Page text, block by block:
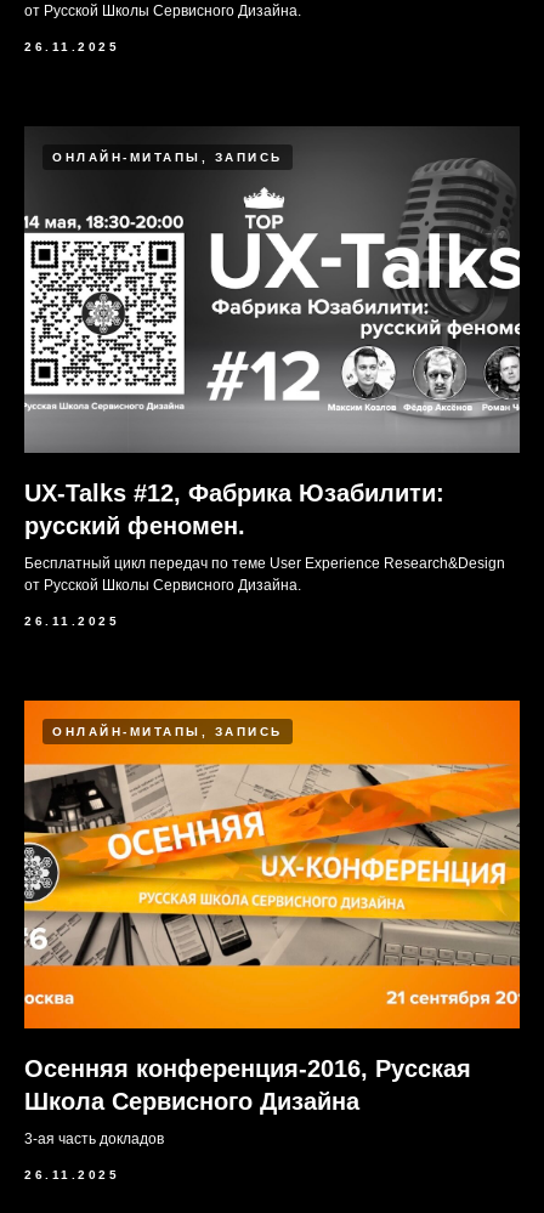
от Русской Школы Сервисного Дизайна.
26.11.2025
ОНЛАЙН-МИТАПЫ, ЗАПИСЬ
UX-Talks #12, Фабрика Юзабилити:
русский феномен.
Бесплатный цикл передач по теме User Experience Research&Design
от Русской Школы Сервисного Дизайна.
26.11.2025
ОНЛАЙН-МИТАПЫ, ЗАПИСЬ
Осенняя конференция-2016, Русская
Школа Сервисного Дизайна
3-ая часть докладов
26.11.2025
Оффлайн
Конференции и митапы